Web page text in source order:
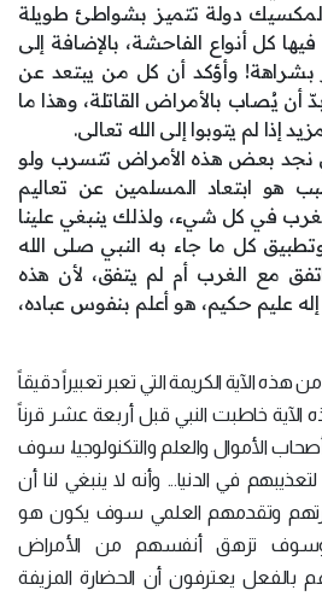
دولة تتميز بشواطئ طويلة
كل أنواع الفاحشة، بالإضافة إلى
بشراهة! وأؤكد أن كل من يبتعد عن
أن يُصاب بالأمراض القاتلة، وهذا ما
إذا لم يتوبوا إلى الله تعالى.
نجد بعض هذه الأمراض تتسرب ولو
هو ابتعاد المسلمين عن تعاليم
في كل شيء، ولذلك ينبغي علينا
وتطبيق كل ما جاء به النبي صلى الله
مع الغرب أم لم يتفق، لأن هذه
عليم حكيم، هو أعلم بنفوس عباده،
هذه الآية الكريمة التي تعبر تعبيراً دقيقاً
الآية خاطبت النبي قبل أربعة عشر قرناً
الأموال والعلم والتكنولوجيا، سوف
في الدنيا... وأنه لا ينبغي لنا أن
وتقدمهم العلمي سوف يكون هو
تزهق أنفسهم من الأمراض
بالفعل يعترفون أن الحضارة المزيفة